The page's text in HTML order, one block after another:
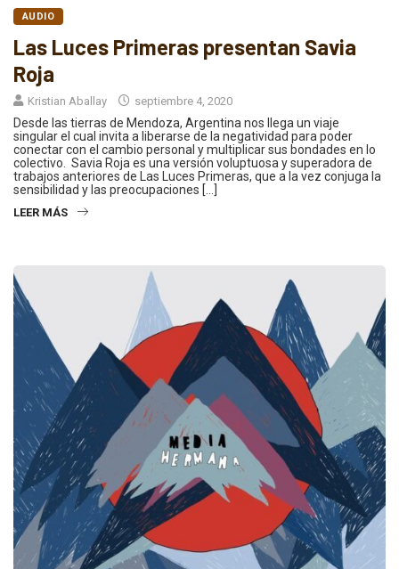
AUDIO
Las Luces Primeras presentan Savia
Roja
Kristian Aballay septiembre 4, 2020
Desde las tierras de Mendoza, Argentina nos llega un viaje
singular el cual invita a liberarse de la negatividad para poder
conectar con el cambio personal y multiplicar sus bondades en lo
colectivo. Savia Roja es una versión voluptuosa y superadora de
trabajos anteriores de Las Luces Primeras, que a la vez conjuga la
sensibilidad y las preocupaciones […]
LEER MÁS